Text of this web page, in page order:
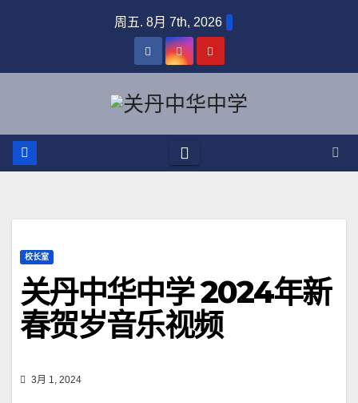
周五. 8月 7th, 2026
校长室
关丹中华中学 2024年新
春贺岁音乐视频
3月 1, 2024